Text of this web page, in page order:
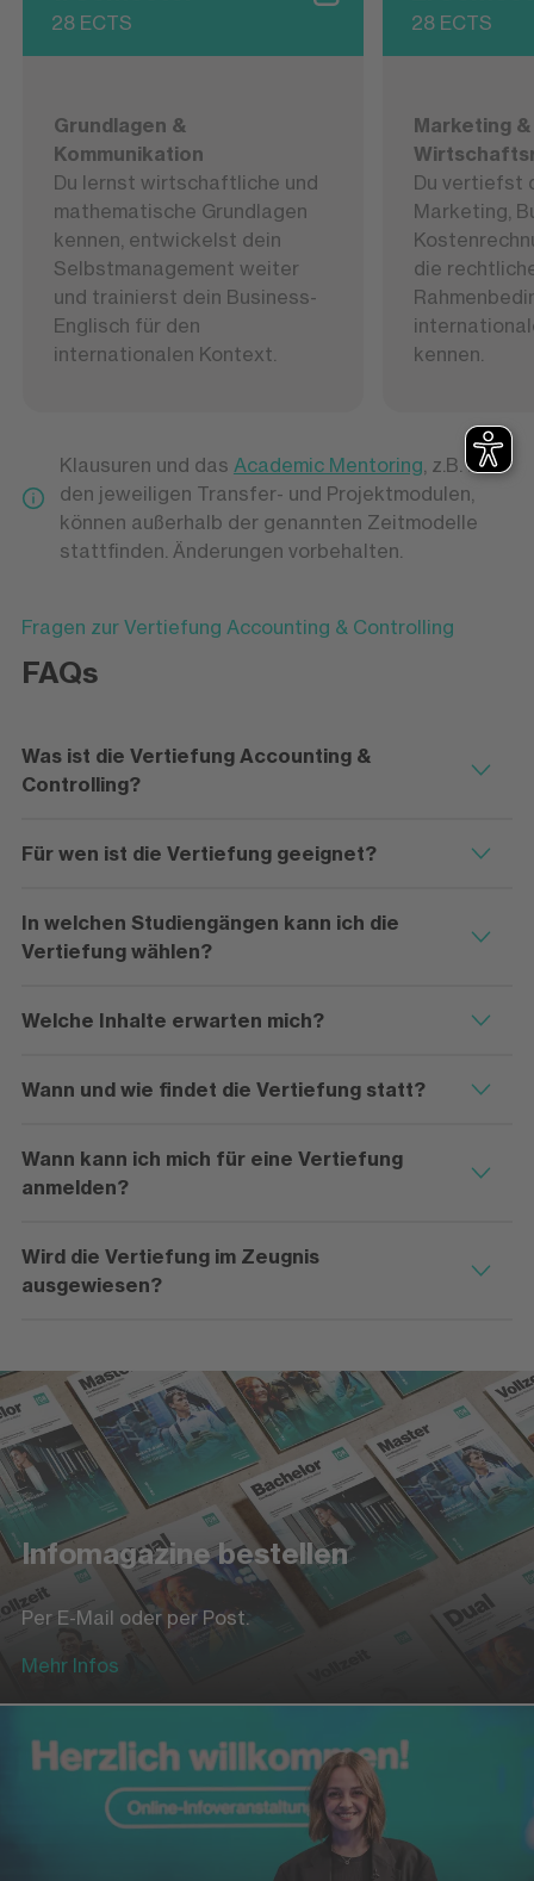
28 ECTS
Grundlagen &
Kommunikation
Du lernst wirtschaftliche und
mathematische Grundlagen
kennen, entwickelst dein
Selbstmanagement weiter
und trainierst dein Business-
Englisch für den
internationalen Kontext.
28 ECTS
Marketing
Du vertiefst
Marketing,
die
kennen.
Klausuren und das Academic Mentoring, z.B. in
den jeweiligen Transfer- und Projektmodulen,
können außerhalb der genannten Zeitmodelle
stattfinden. Änderungen vorbehalten.
Fragen zur Vertiefung Accounting & Controlling
FAQs
Was ist die Vertiefung Accounting &
Controlling?
Für wen ist die Vertiefung geeignet?
In welchen Studiengängen kann ich die
Vertiefung wählen?
Welche Inhalte erwarten mich?
Wann und wie findet die Vertiefung statt?
Wann kann ich mich für eine Vertiefung
anmelden?
Wird die Vertiefung im Zeugnis
ausgewiesen?
Infomagazine bestellen
Per E-Mail oder per Post.
Mehr Infos